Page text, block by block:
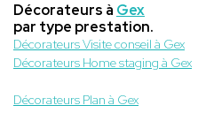
Décorateurs à Gex
par type prestation.
Décorateurs Visite conseil à Gex
Décorateurs Home staging à Gex
Décorateurs Plan à Gex